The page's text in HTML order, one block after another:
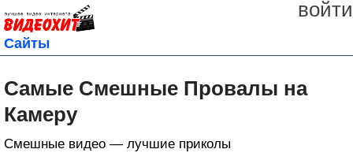
войти
Сайты
Самые Смешные Провалы на
Камеру
Смешные видео — лучшие приколы